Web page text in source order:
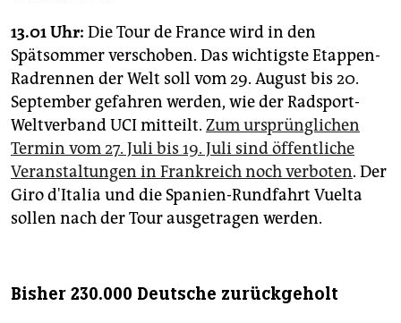
13.01 Uhr: Die Tour de France wird in den
Spätsommer verschoben. Das wichtigste Etappen-
Radrennen der Welt soll vom 29. August bis 20.
September gefahren werden, wie der Radsport-
Weltverband UCI mitteilt. Zum ursprünglichen
Termin vom 27. Juli bis 19. Juli sind öffentliche
Veranstaltungen in Frankreich noch verboten. Der
Giro d'Italia und die Spanien-Rundfahrt Vuelta
sollen nach der Tour ausgetragen werden.
Bisher 230.000 Deutsche zurückgeholt